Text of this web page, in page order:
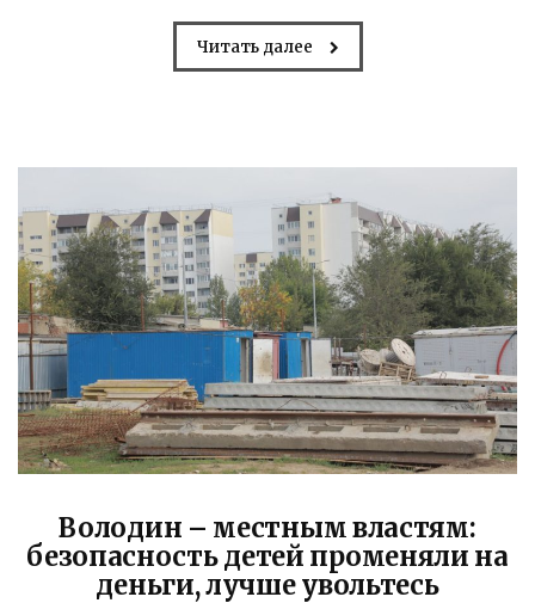
Читать далее
Володин – местным властям:
безопасность детей променяли на
деньги, лучше увольтесь